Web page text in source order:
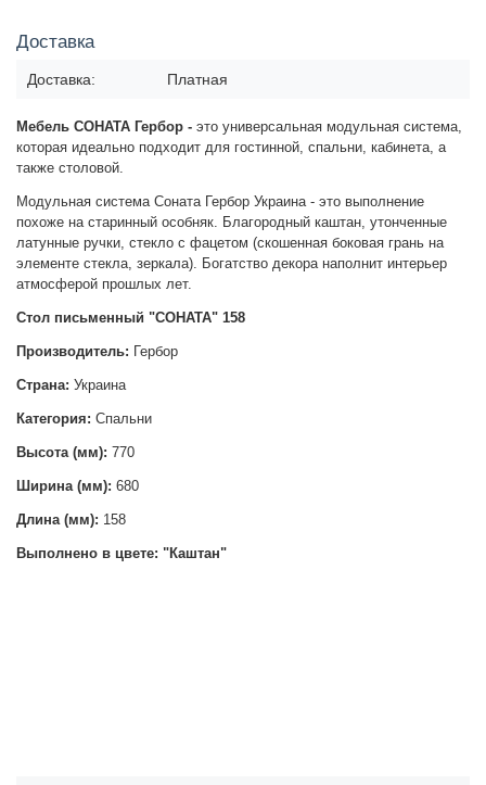
Доставка
Доставка: Платная
Мебель СОНАТА Гербор - это универсальная модульная система,
которая идеально подходит для гостинной, спальни, кабинета, а
также столовой.
Модульная система Соната Гербор Украина - это выполнение
похоже на старинный особняк. Благородный каштан, утонченные
латунные ручки, стекло с фацетом (скошенная боковая грань на
элементе стекла, зеркала). Богатство декора наполнит интерьер
атмосферой прошлых лет.
Стол письменный "СОНАТА" 158
Производитель: Гербор
Страна: Украина
Категория: Спальни
Высота (мм): 770
Ширина (мм): 680
Длина (мм): 158
Выполнено в цвете: "Каштан"